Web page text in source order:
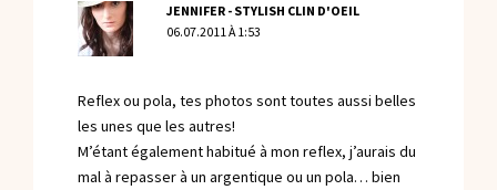
JENNIFER - STYLISH CLIN D'OEIL
06.07.2011 À 1:53
Reflex ou pola, tes photos sont toutes aussi belles
les unes que les autres!
M’étant également habitué à mon reflex, j’aurais du
mal à repasser à un argentique ou un pola… bien